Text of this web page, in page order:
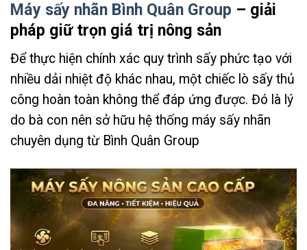
Máy sấy nhãn Bình Quân Group – giải
pháp giữ trọn giá trị nông sản
Để thực hiện chính xác quy trình sấy phức tạo với
nhiều dải nhiệt độ khác nhau, một chiếc lò sấy thủ
công hoàn toàn không thể đáp ứng được. Đó là lý
do bà con nên sở hữu hệ thống máy sấy nhãn
chuyên dụng từ Bình Quân Group